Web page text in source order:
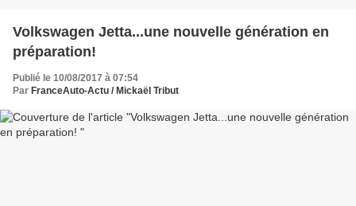
Volkswagen Jetta...une nouvelle génération en
préparation!
Publié le 10/08/2017 à 07:54
Par FranceAuto-Actu / Mickaël Tribut